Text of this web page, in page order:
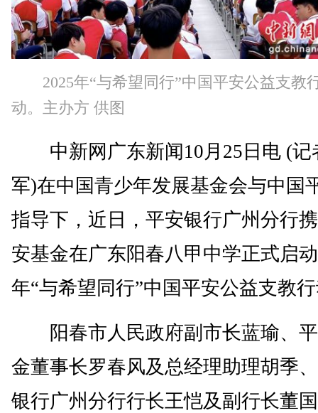
2025年“与希望同行”中国平安公益支教
动。主办方 供图
中新网广东新闻10月25日电 (记
军)在中国青少年发展基金会与中国
指导下，近日，平安银行广州分行
安基金在广东阳春八甲中学正式启
年“与希望同行”中国平安公益支教
阳春市人民政府副市长蓝瑜、
金董事长罗春风及总经理助理胡季
银行广州分行行长王恺及副行长董